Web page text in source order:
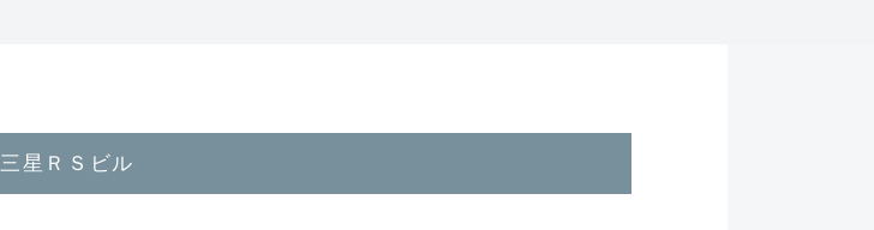
三星ＲＳビル